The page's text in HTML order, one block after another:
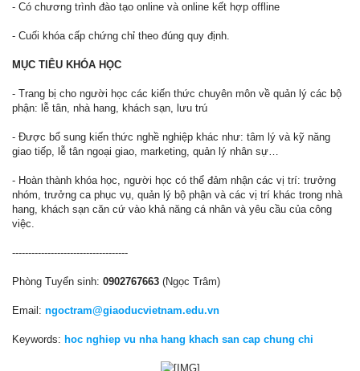
- Có chương trình đào tạo online và online kết hợp offline
- Cuối khóa cấp chứng chỉ theo đúng quy định.
MỤC TIÊU KHÓA HỌC
- Trang bị cho người học các kiến thức chuyên môn về quản lý các bộ
phận: lễ tân, nhà hang, khách sạn, lưu trú
- Được bổ sung kiến thức nghề nghiệp khác như: tâm lý và kỹ năng
giao tiếp, lễ tân ngoại giao, marketing, quản lý nhân sự…
- Hoàn thành khóa học, người học có thể đảm nhận các vị trí: trưởng
nhóm, trưởng ca phục vụ, quản lý bộ phận và các vị trí khác trong nhà
hang, khách sạn căn cứ vào khả năng cá nhân và yêu cầu của công
việc.
------------------------------------
Phòng Tuyển sinh: 0902767663 (Ngọc Trâm)
Email: ngoctram@giaoducvietnam.edu.vn
Keywords: hoc nghiep vu nha hang khach san cap chung chi